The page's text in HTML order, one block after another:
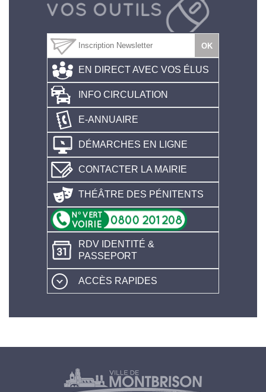
EN DIRECT AVEC VOS ÉLUS
INFO CIRCULATION
E-ANNUAIRE
DÉMARCHES EN LIGNE
CONTACTER LA MAIRIE
THÉÂTRE DES PÉNITENTS
RDV IDENTITÉ &
PASSEPORT
ACCÈS RAPIDES